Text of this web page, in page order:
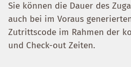
Sie können die Dauer des
auch bei im Voraus
Zutrittscode im Rahmen der
und Check-out Zeiten.